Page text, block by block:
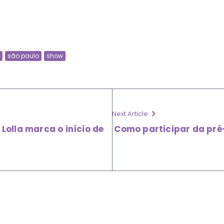
são paulo show
Lolla marca o início de
Next Article
Como participar da